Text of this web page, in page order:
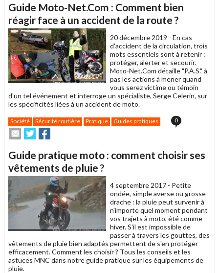
à
un
ami
Guide Moto-Net.Com : Comment bien
réagir face à un accident de la route ?
20 décembre 2019 - En cas
d'accident de la circulation, trois
mots essentiels sont à retenir :
protéger, alerter et secourir.
Moto-Net.Com détaille "P.A.S." à
pas les actions à mener quand
vous serez victime ou témoin
d'un tel événement et interroge un spécialiste, Serge Celerin, sur
les spécificités liées à un accident de moto.
Société Sécurité routière Pratique Guides pratiques 0
Envoyer
cet
à
un
ami
Partager
sur
sur
Guide pratique moto : comment choisir ses
vêtements de pluie ?
4 septembre 2017 - Petite
ondée, simple averse ou grosse
drache : la pluie peut survenir à
n'importe quel moment pendant
vos trajets à moto, été comme
hiver. S'il est impossible de
passer à travers les gouttes, des
vêtements de pluie bien adaptés permettent de s'en protéger
efficacement. Comment les choisir ? Tous les conseils et les
astuces MNC dans notre guide pratique sur les équipements de
pluie.